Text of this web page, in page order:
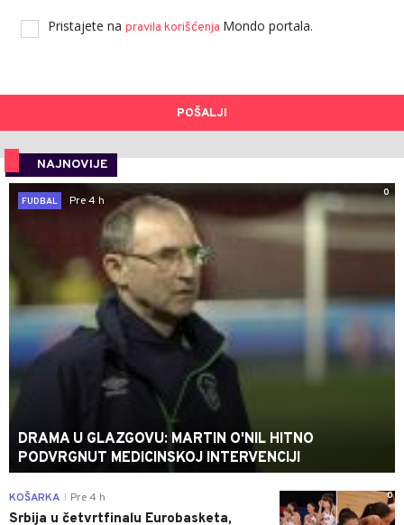
Pristajete na pravila korišćenja Mondo portala.
POŠALJI
NAJNOVIJE
0
FUDBAL
Pre 4 h
DRAMA U GLAZGOVU: MARTIN O'NIL HITNO
PODVRGNUT MEDICINSKOJ INTERVENCIJI
0
KOŠARKA Pre 4 h
Srbija u četvrtfinalu Eurobasketa,